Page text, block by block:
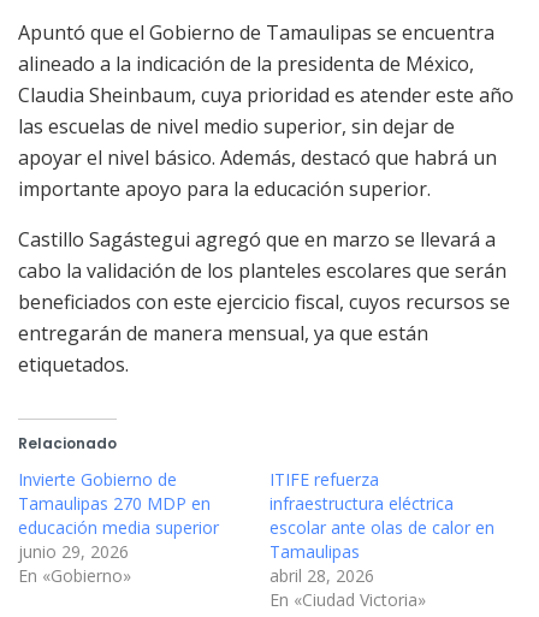
Apuntó que el Gobierno de Tamaulipas se encuentra
alineado a la indicación de la presidenta de México,
Claudia Sheinbaum, cuya prioridad es atender este año
las escuelas de nivel medio superior, sin dejar de
apoyar el nivel básico. Además, destacó que habrá un
importante apoyo para la educación superior.
Castillo Sagástegui agregó que en marzo se llevará a
cabo la validación de los planteles escolares que serán
beneficiados con este ejercicio fiscal, cuyos recursos se
entregarán de manera mensual, ya que están
etiquetados.
Relacionado
Invierte Gobierno de
Tamaulipas 270 MDP en
educación media superior
junio 29, 2026
En «Gobierno»
ITIFE refuerza
infraestructura eléctrica
escolar ante olas de calor en
Tamaulipas
abril 28, 2026
En «Ciudad Victoria»